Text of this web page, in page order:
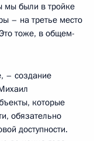
мы были в тройке
– на третье место
тоже, в общем-
– создание
которые
обязательно
доступности.